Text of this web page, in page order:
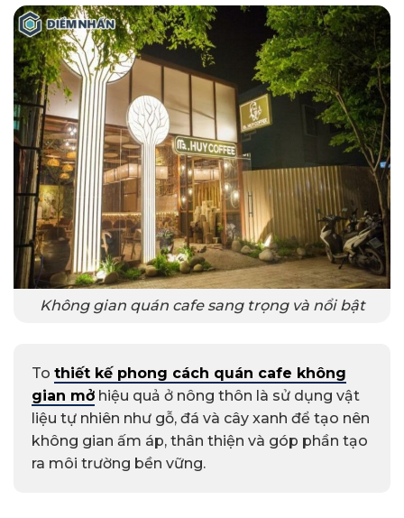
Không gian quán cafe sang trọng và nổi bật
To thiết kế phong cách quán cafe không
gian mở hiệu quả ở nông thôn là sử dụng vật
liệu tự nhiên như gỗ, đá và cây xanh để tạo nên
không gian ấm áp, thân thiện và góp phần tạo
ra môi trường bền vững.